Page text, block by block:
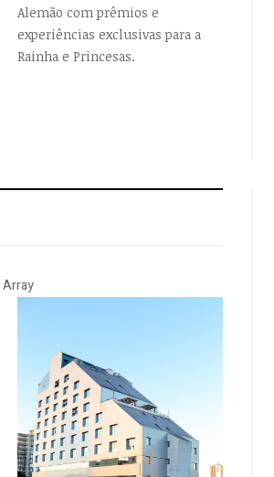
Alemão com prêmios e
experiências exclusivas para a
Rainha e Princesas.
Array